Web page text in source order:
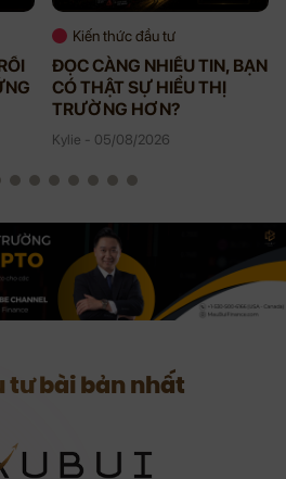
Kiến thức đầu tư
ĐỌC CÀNG NHIỀU TIN, BẠN
CÓ THẬT SỰ HIỂU THỊ
TRƯỜNG HƠN?
Kylie - 05/08/2026
tư bài bản nhất